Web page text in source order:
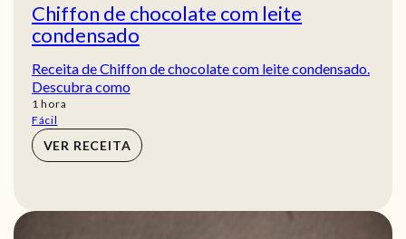
Chiffon de chocolate com leite
condensado
Receita de Chiffon de chocolate com leite condensado.
Descubra como
1 hora
hora
Fácil
VER RECEITA